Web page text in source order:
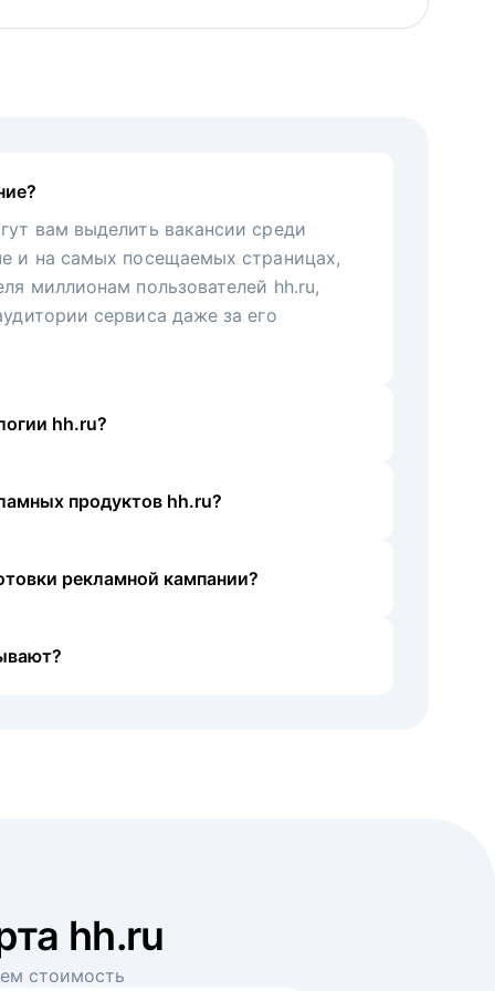
вам выделить вакансии среди
и на самых посещаемых страницах,
миллионам пользователей hh.ru,
сервиса даже за его
hh.ru?
продуктов hh.ru?
рекламной кампании?
hh.ru
стоимость